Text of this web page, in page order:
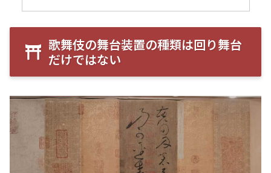
歌舞伎の舞台装置の種類は回り舞台
だけではない